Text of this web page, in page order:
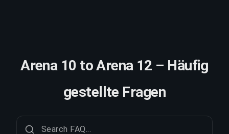
Arena 10 to Arena 12 – Häufig
gestellte Fragen